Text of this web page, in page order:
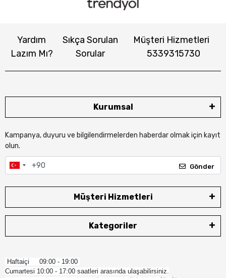
Yardım
Lazım Mı?
Sıkça Sorulan
Sorular
Müşteri Hizmetleri
5339315730
Kurumsal
Kampanya, duyuru ve bilgilendirmelerden haberdar olmak için kayıt
olun.
Gönder
Müşteri Hizmetleri
Kategoriler
Haftaiçi 09:00 - 19:00
Cumartesi 10:00 - 17:00 saatleri arasında ulaşabilirsiniz.